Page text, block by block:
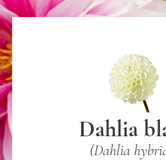
Dahlia
(Dahlia